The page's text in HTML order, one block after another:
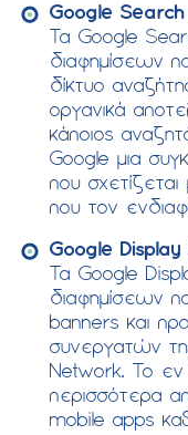
Google
Τα Google
διαφημίσεων
δίκτυο
οργανικά
κάποιος
Google μια
που
που τον
Google Display
Τα Google
διαφημίσεων
banners και
συνεργατών
Network. Το εν
περισσότερα
mobile apps